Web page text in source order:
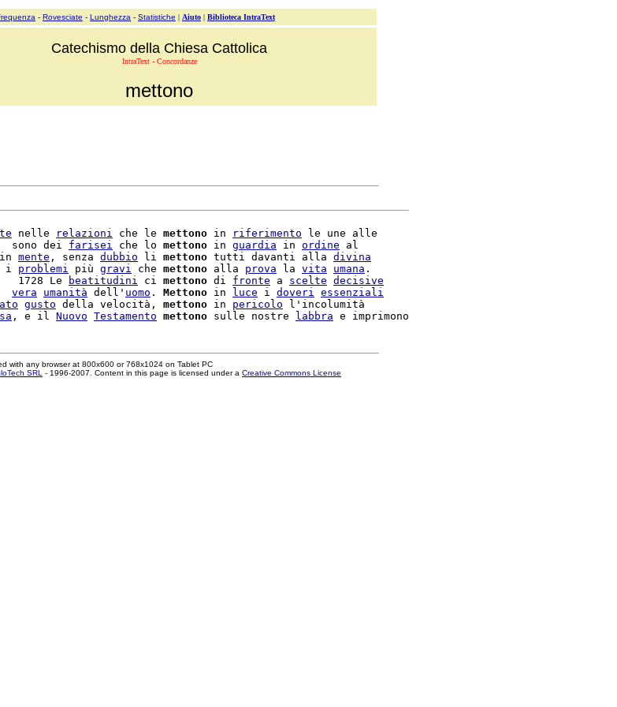
- Rovesciate - Lunghezza - Statistiche | Aiuto | Biblioteca IntraText
Catechismo della Chiesa Cattolica
IntraText - Concordanze
mettono
nelle relazioni che le mettono in riferimento le une alle
dei farisei che lo mettono in guardia in ordine al
mente , senza dubbio li mettono tutti davanti alla divina
i problemi più gravi che mettono alla prova la vita umana .
Le beatitudini ci mettono di fronte a scelte decisive
vera umanità dell' uomo . Mettono in luce i doveri essenziali
gusto della velocità, mettono in pericolo l'incolumità
, e il Nuovo Testamento mettono sulle nostre labbra
with any browser at 800x600 or 768x1024 on Tablet PC
SRL - 1996-2007. Content in this page is licensed under a Creative Commons License